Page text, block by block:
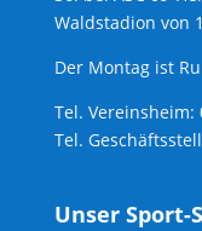
Waldstadion von
Der Montag ist
Tel. Vereinsheim:
Tel.
Unser Sport-